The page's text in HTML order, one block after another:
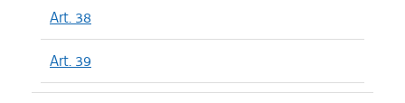
Art. 38
Art. 39